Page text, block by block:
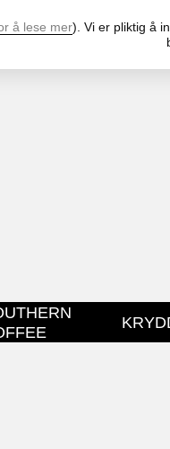
å lese mer). Vi er pliktig å